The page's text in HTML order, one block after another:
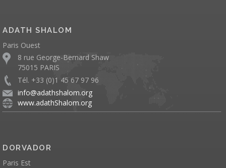
ADATH SHALOM
Paris Ouest
8 rue George-Bernard Shaw
75015 PARIS
Tél. +33 (0)1 45 67 97 96
info@adathshalom.org
www.adathShalom.org
DORVADOR
Paris Est